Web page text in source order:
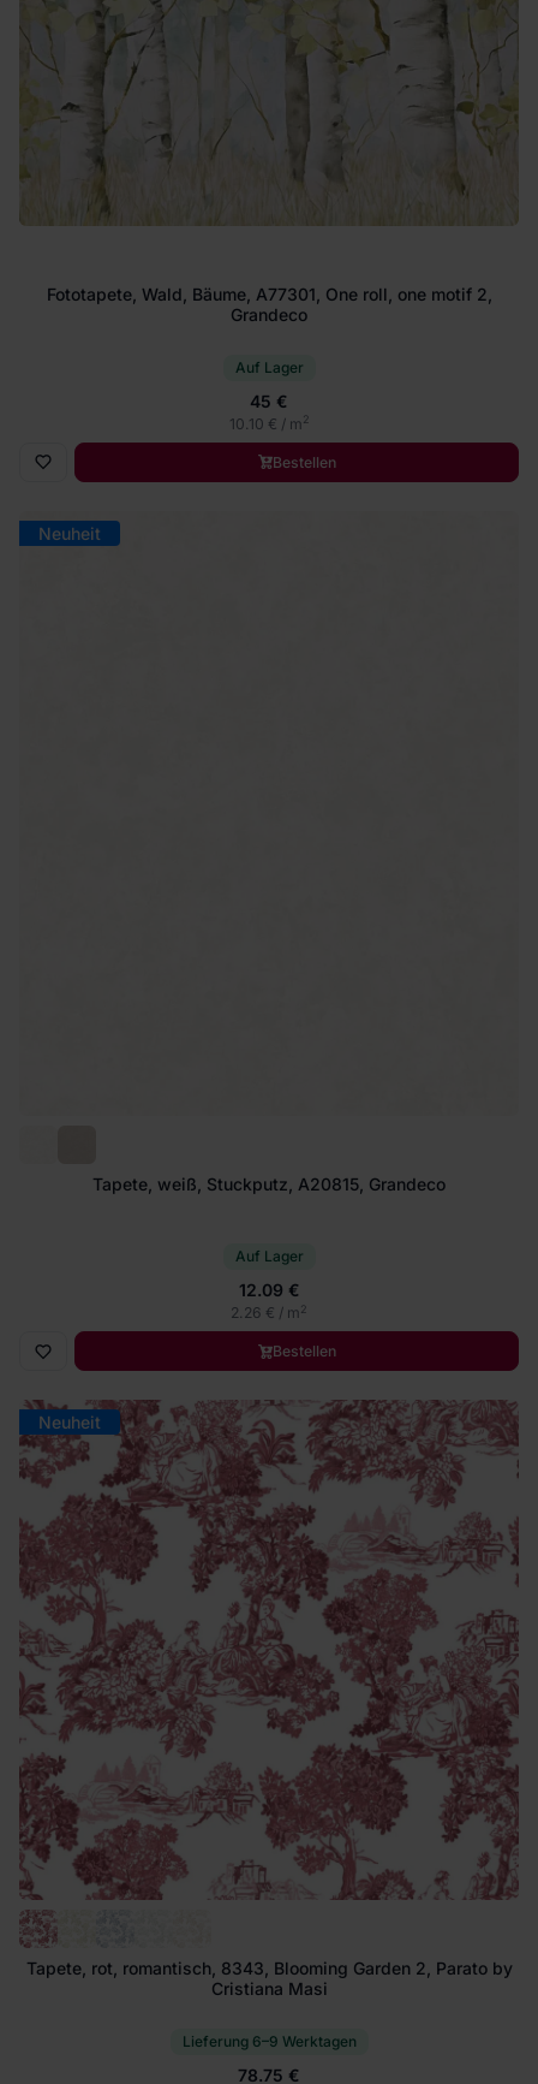
Fototapete, Wald, Bäume, A77301, One roll, one motif 2,
Grandeco
Auf Lager
45 €
10.10 € / m2
Bestellen
Neuheit
Tapete, weiß, Stuckputz, A20815, Grandeco
Auf Lager
12.09 €
2.26 € / m2
Bestellen
Neuheit
Tapete, rot, romantisch, 8343, Blooming Garden 2, Parato by
Cristiana Masi
Lieferung 6–9 Werktagen
78.75 €